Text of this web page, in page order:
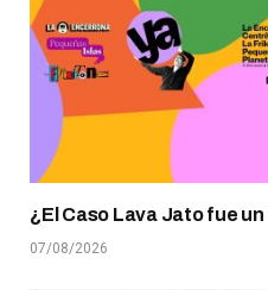
¿El Caso Lava Jato fue
07/08/2026